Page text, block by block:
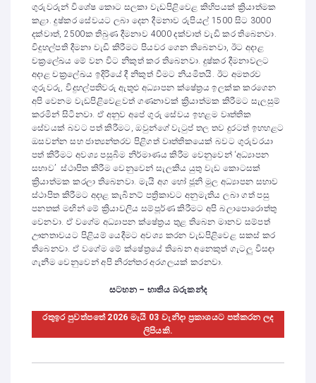
ගුරුවරුන් විශේෂ කොට සලකා වැඩපිළිවෙළ කිහිපයක් ක්‍රියාත්මක
කළා. දුෂ්කර සේවයට ලබා දෙන දීමනාව රුපියල් 1500 සිට 3000
දක්වාත්, 2500ක තිබුණ දීමනාව 4000 දක්වාත් වැඩි කර තිබෙනවා.
විදුහල්පති දීමනා වැඩි කිරීමට පියවර ගෙන තිබෙනවා, ඊට අදාළ
චක්‍රලේඛය මේ වන විට නිකුත් කර තිබෙනවා. දුෂ්කර දීමනාවලට
අදාළ චක්‍රලේඛය ඉදිරියේ දී නිකුත් වීමට නියමිතයි. ඊට අමතරව
ගුරුවරු, විදුහල්පතිවරු ඇතූළු අධ්‍යාපන ක්ෂේත්‍රය ඉලක්ක කරගෙන
අපි වෙනම වැඩපිළිවෙළවත් ගණනාවක් ක්‍රියාත්මක කිරීමට සැලසුම්
කරමින් සිටිනවා. ඒ අනුව අපේ ගුරු සේවය ඉහළම වෘත්තික
සේවයක් බවට පත් කිරීමට, ඔවුන්ගේ වැටුප් තල තව දුරටත් ඉහහළට
ඔසවන්න සහ ජාත්‍යන්තරව පිළිගත් වෘත්තිකයෙක් බවට ගුරුවරයා
පත් කිරීමට අවශ්‍ය පසුබිම නිර්මාණය කිරීම වෙනුවෙන් ‘අධ්‍යාපන
සභාව’ ස්ථාපිත කිරීම වෙනුවෙන් සැලකිය යුතු වැඩ කොටසක්
ක්‍රියාත්මක කරලා තිබෙනවා. මැයි අග හෝ ජූනි මුල අධ්‍යාපන සභාව
ස්ථාපිත කිරීමට අදාළ කැබිනට් පත්‍රිකාවට අනුමැතිය ලබා ගත් පසු
පනතක් මඟින් මේ ක්‍රියාවලිය සම්පූර්ණ කිරීමට අපි බලාපොරොත්තු
වෙනවා. ඒ වගේම අධ්‍යාපන ක්ෂේත්‍රය තුළ තිබෙන මානව සම්පත්
ඌනතාවයට පිළියම් යෙදීමට අවශ්‍ය කරන වැඩපිළිවෙළ සකස් කර
තිබෙනවා. ඒ වගේම මේ ක්ෂේත්‍රයේ තිබෙන අනෙකුත් ගැටලු විසඳා
ගැනීම වෙනුවෙන් අපි නිරන්තර අරගලයක් කරනවා.
සටහන – භාතිය බරුකන්ද
රතුඉර පුවත්පතේ 2026 මැයි 03 වැනිදා ප්‍රකාශයට පත්කරන ලද
ලිපියකි.